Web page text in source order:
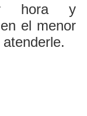
hora y
el menor